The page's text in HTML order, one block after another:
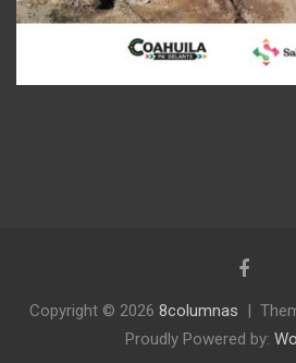
Copyright © 2026 8columnas
Proudly Powered by: